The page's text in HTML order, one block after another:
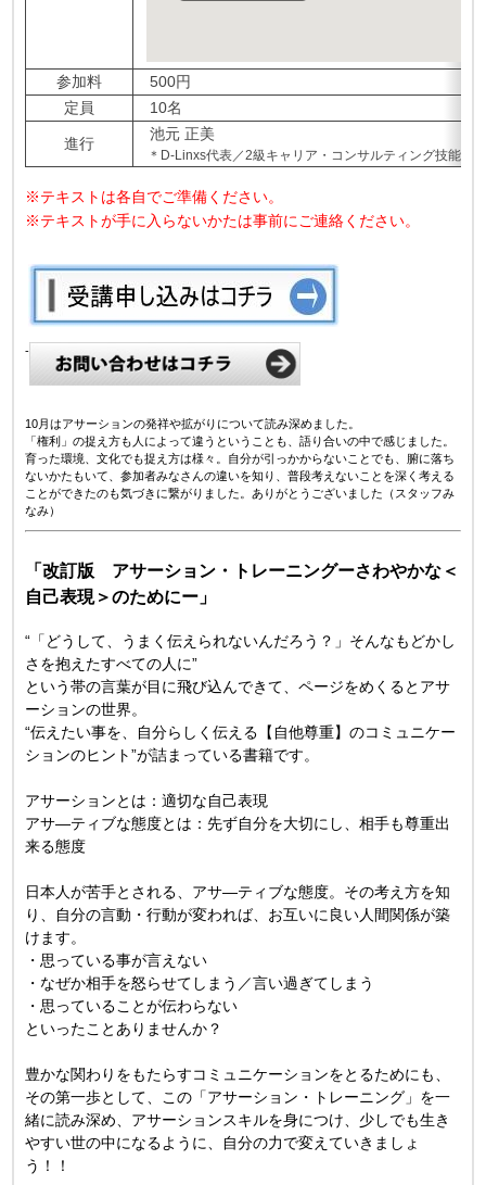
参加料
500円
定員
10名
進行
池元 正美
＊D-Linxs代表／2級キャリア・コンサルティング技能士
※テキストは各自でご準備ください。
※テキストが手に入らないかたは事前にご連絡ください。
-
10月はアサーションの発祥や拡がりについて読み深めました。
「権利」の捉え方も人によって違うということも、語り合いの中で感じました。
育った環境、文化でも捉え方は様々。自分が引っかからないことでも、腑に落ち
ないかたもいて、参加者みなさんの違いを知り、普段考えないことを深く考える
ことができたのも気づきに繋がりました。ありがとうございました（スタッフみ
なみ）
「改訂版 アサーション・トレーニングーさわやかな＜
自己表現＞のためにー」
“「どうして、うまく伝えられないんだろう？」そんなもどかし
さを抱えたすべての人に”
という帯の言葉が目に飛び込んできて、ページをめくるとアサ
ーションの世界。
“伝えたい事を、自分らしく伝える【自他尊重】のコミュニケー
ションのヒント”が詰まっている書籍です。
アサーションとは：適切な自己表現
アサ―ティブな態度とは：先ず自分を大切にし、相手も尊重出
来る態度
日本人が苦手とされる、アサ―ティブな態度。その考え方を知
り、自分の言動・行動が変われば、お互いに良い人間関係が築
けます。
・思っている事が言えない
・なぜか相手を怒らせてしまう／言い過ぎてしまう
・思っていることが伝わらない
といったことありませんか？
豊かな関わりをもたらすコミュニケーションをとるためにも、
その第一歩として、この「アサーション・トレーニング」を一
緒に読み深め、アサーションスキルを身につけ、少しでも生き
やすい世の中になるように、自分の力で変えていきましょ
う！！